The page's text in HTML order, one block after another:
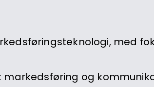
med
og